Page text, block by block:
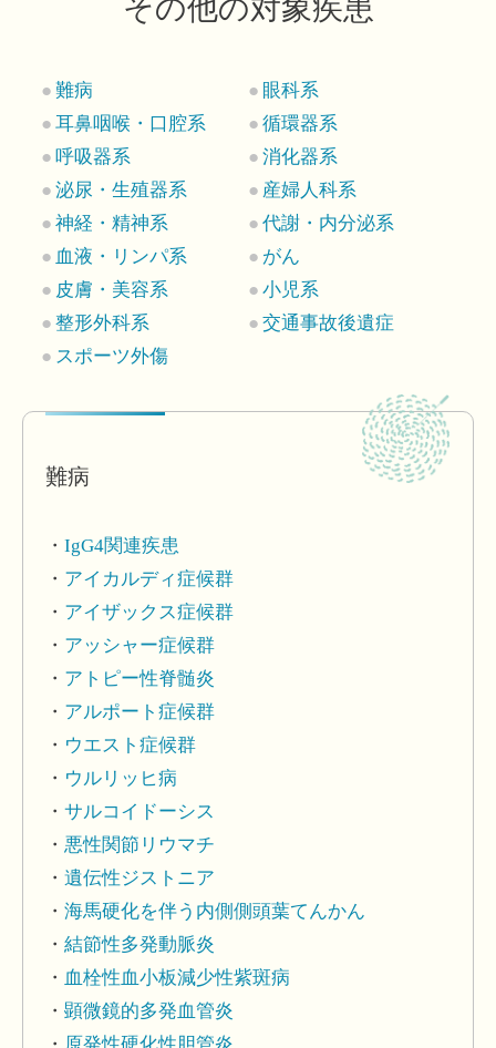
その他の対象疾患
難病
眼科系
耳鼻咽喉・口腔系
循環器系
呼吸器系
消化器系
泌尿・生殖器系
産婦人科系
神経・精神系
代謝・内分泌系
血液・リンパ系
がん
皮膚・美容系
小児系
整形外科系
交通事故後遺症
スポーツ外傷
難病
IgG4関連疾患
アイカルディ症候群
アイザックス症候群
アッシャー症候群
アトピー性脊髄炎
アルポート症候群
ウエスト症候群
ウルリッヒ病
サルコイドーシス
悪性関節リウマチ
遺伝性ジストニア
海馬硬化を伴う内側側頭葉てんかん
結節性多発動脈炎
血栓性血小板減少性紫斑病
顕微鏡的多発血管炎